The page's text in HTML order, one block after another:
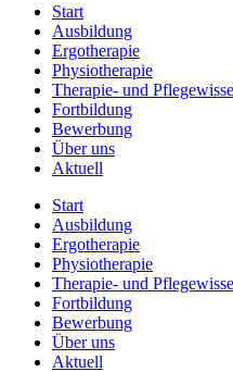
Start
Ausbildung
Ergotherapie
Physiotherapie
Therapie- und
Fortbildung
Bewerbung
Über uns
Aktuell
Start
Ausbildung
Ergotherapie
Physiotherapie
Therapie- und
Fortbildung
Bewerbung
Über uns
Aktuell